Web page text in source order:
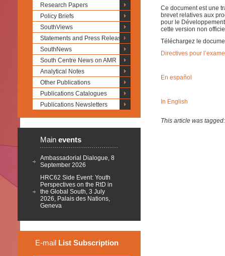
Research Papers
Policy Briefs
SouthViews
Statements and Press Releases
SouthNews
South Centre News on AMR
Analytical Notes
Other Publications
Publications Catalogues
Publications Newsletters
Main events
Ambassadorial Dialogue, 8
September 2026
HRC62 Side Event: Youth
Perspectives on the RtD in
the Global South, 3 July
2026, Palais des Nations,
Geneva
E-mail List Subscription
Ce document est une
brevet relatives aux
pour le
cette version non
Téléchargez le
Directives pour
En español
In English
This article was